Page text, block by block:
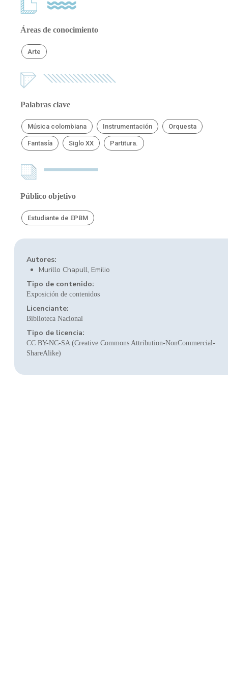
Áreas de conocimiento
Arte
Palabras clave
Música colombiana Instrumentación Orquesta
Fantasía Siglo XX Partitura.
Público objetivo
Estudiante de EPBM
Autores:
Murillo Chapull, Emilio
Tipo de contenido:
Exposición de contenidos
Licenciante:
Biblioteca Nacional
Tipo de licencia:
CC BY-NC-SA (Creative Commons Attribution-NonCommercial-
ShareAlike)